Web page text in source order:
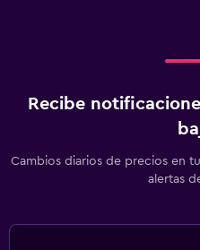
Recibe
Cambios diarios de precios en
alertas